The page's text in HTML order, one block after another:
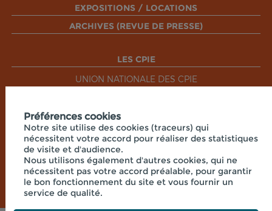
EXPOSITIONS / LOCATIONS
ARCHIVES (REVUE DE PRESSE)
LES CPIE
UNION NATIONALE DES CPIE
RÉSEAUX SOCIAUX
Préférences cookies
Notre site utilise des cookies (traceurs) qui
nécessitent votre accord pour réaliser des statistiques
de visite et d'audience.
Nous utilisons également d'autres cookies, qui ne
nécessitent pas votre accord préalable, pour garantir
le bon fonctionnement du site et vous fournir un
service de qualité.